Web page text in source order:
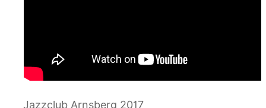
Jazzclub Arnsberg 2017